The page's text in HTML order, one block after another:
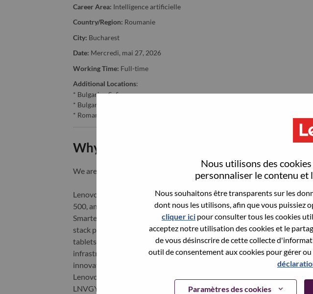
Nous utilisons des
personnaliser le contenu et
Nous souhaitons être transparents sur les
dont nous les utilisons, afin que vous puissiez
cliquer ici pour consulter tous les cookies
acceptez notre utilisation des cookies et le
de vous désinscrire de cette collecte
outil de consentement aux cookies pour gérer
Paramètres des cookies
Career Area: Intelligence artificielle
Country/Region: Roumanie
City: Bucharest
Date: Mercredi, mai 27, 2026
Working Time: Full-time
Additional Locations:
* Bulgaria - Sofia
* Bulgaria - Sofia-Grad
* Romania - Bucureşti
Why Work at Lenovo
We are Lenovo. We do what we say. We own what we do. We WOW
Lenovo is a US$83 billion revenue global technology powerhouse,
500, and serving millions of customers every day in 180 markets.
Smarter Technology for All, Lenovo has built on its success as the
stack portfolio of AI-enabled, AI-ready, and AI-optimized devices
tablets), infrastructure (server, storage, edge, high performance
infrastructure), software, solutions, and services. Lenovo’s continued
innovation is building a more equitable, trustworthy, and smarter future
Lenovo is listed on the Hong Kong stock exchange under Lenovo Group
LNVGY).